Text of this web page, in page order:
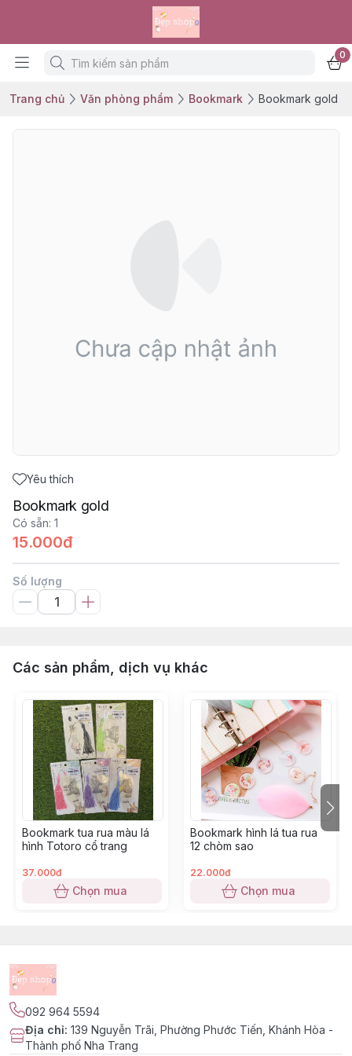
0
Trang chủ Văn phòng phẩm Bookmark Bookmark gold
Yêu thích
Bookmark gold
Có sẵn: 1
15.000đ
Số lượng
Các sản phẩm, dịch vụ khác
Bookmark tua rua màu lá
hình Totoro cổ trang
37.000đ
Chọn mua
Bookmark hình lá tua rua
12 chòm sao
22.000đ
Chọn mua
092 964 5594
Địa chỉ: 139 Nguyễn Trãi, Phường Phước Tiến, Khánh Hòa -
Thành phố Nha Trang